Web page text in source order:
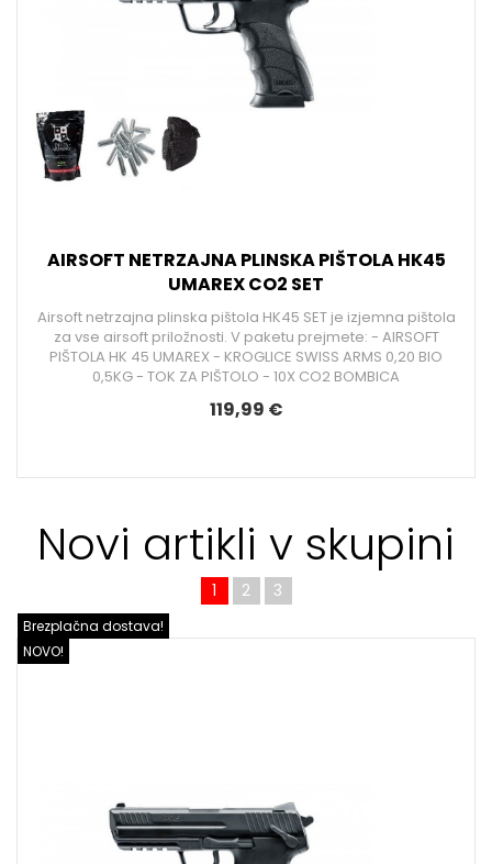
AIRSOFT NETRZAJNA PLINSKA PIŠTOLA HK45
UMAREX CO2 SET
Airsoft netrzajna plinska pištola HK45 SET je izjemna pištola
za vse airsoft priložnosti. V paketu prejmete: - AIRSOFT
PIŠTOLA HK 45 UMAREX - KROGLICE SWISS ARMS 0,20 BIO
0,5KG - TOK ZA PIŠTOLO - 10X CO2 BOMBICA
119,99 €
Novi artikli v skupini
1 2 3
NOVO!
Brezplačna dostava!